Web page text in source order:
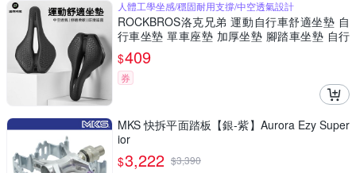
人體工學坐感/穩固耐用支撐/中空透氣設計
ROCKBROS洛克兄弟 運動自行車舒適坐墊 自
行車坐墊 單車座墊 加厚坐墊 腳踏車坐墊 自行
車減震坐墊
$409
券
MKS 快拆平面踏板【銀-紫】Aurora Ezy Super
ior
$3,222 $3,390